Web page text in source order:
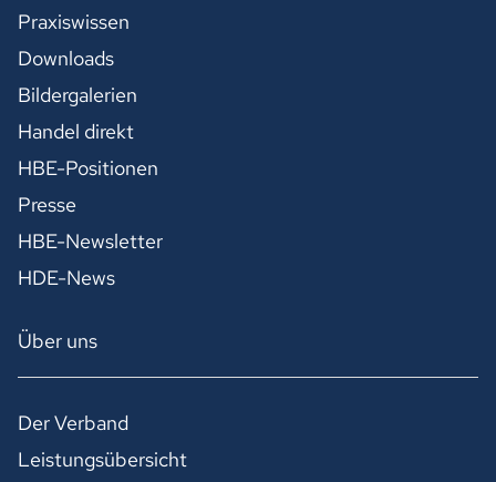
Praxiswissen
Downloads
Bildergalerien
Handel direkt
HBE-Positionen
Presse
HBE-Newsletter
HDE-News
Über uns
Der Verband
Leistungsübersicht